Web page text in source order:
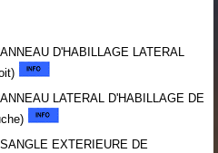
D'HABILLAGE LATERAL
LATERAL D'HABILLAGE DE
EXTERIEURE DE